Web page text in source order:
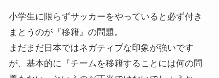
小学生に限らずサッカーをやっていると必ず付き
まとうのが『移籍』の問題。
まだまだ日本ではネガティブな印象が強いです
が、基本的に『チームを移籍することには何の問